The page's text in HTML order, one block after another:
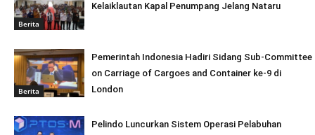
Berita
Kelaiklautan Kapal Penumpang Jelang Nataru
Berita
Pemerintah Indonesia Hadiri Sidang Sub-Committee
on Carriage of Cargoes and Container ke-9 di
London
Pelindo Luncurkan Sistem Operasi Pelabuhan